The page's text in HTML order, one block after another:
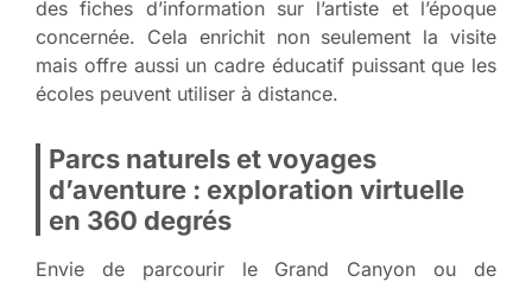
des fiches d’information sur l’artiste et l’époque
concernée. Cela enrichit non seulement la visite
mais offre aussi un cadre éducatif puissant que les
écoles peuvent utiliser à distance.
Parcs naturels et voyages
d’aventure : exploration virtuelle
en 360 degrés
Envie de parcourir le Grand Canyon ou de